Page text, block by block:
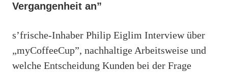
Vergangenheit an”
s’frische-Inhaber Philip Eiglim Interview über
„myCoffeeCup”, nachhaltige Arbeitsweise und
welche Entscheidung Kunden bei der Frage